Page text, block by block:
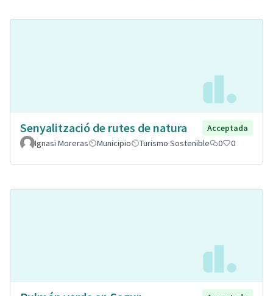
Senyalització de rutes de natura
Acceptada
Ignasi Moreras
Municipio Turismo Sostenible 0 0